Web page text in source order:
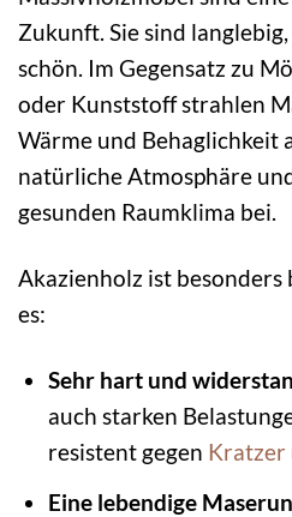
Zukunft. Sie sind
schön. Im Gegensatz zu
oder Kunststoff strahlen
Wärme und Behaglichkeit
natürliche Atmosphäre
gesunden Raumklima bei.
Akazienholz ist
es:
Sehr hart und
auch starken
resistent gegen Kratzer
Eine lebendige